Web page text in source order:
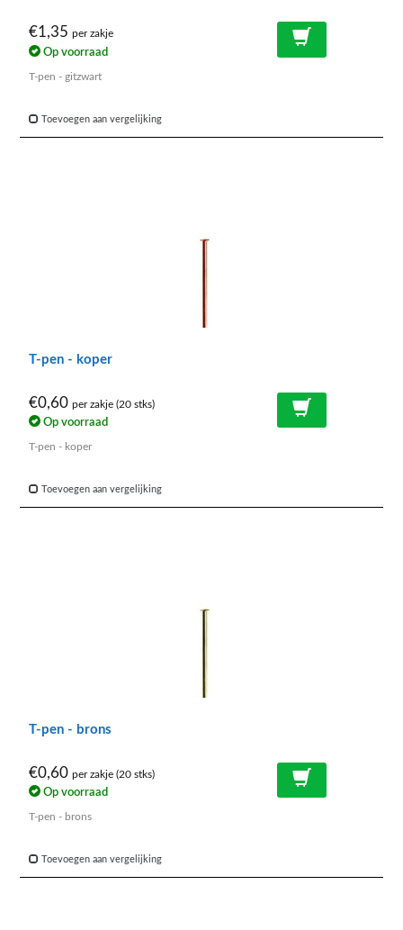
€1,35 per zakje
Op voorraad
T-pen - gitzwart
Toevoegen aan vergelijking
T-pen - koper
€0,60 per zakje (20 stks)
Op voorraad
T-pen - koper
Toevoegen aan vergelijking
T-pen - brons
€0,60 per zakje (20 stks)
Op voorraad
T-pen - brons
Toevoegen aan vergelijking